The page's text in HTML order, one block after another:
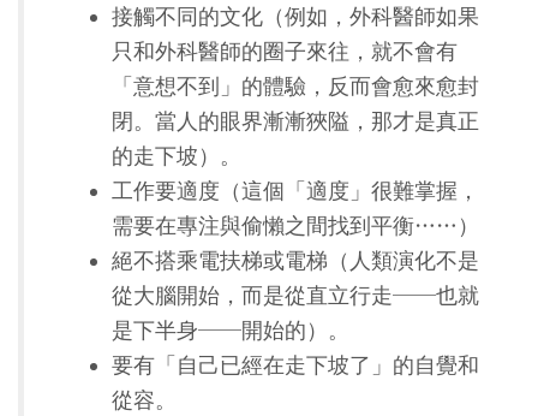
接觸不同的文化（例如，外科醫師如果
只和外科醫師的圈子來往，就不會有
「意想不到」的體驗，反而會愈來愈封
閉。當人的眼界漸漸狹隘，那才是真正
的走下坡）。
工作要適度（這個「適度」很難掌握，
需要在專注與偷懶之間找到平衡……）
絕不搭乘電扶梯或電梯（人類演化不是
從大腦開始，而是從直立行走──也就
是下半身──開始的）。
要有「自己已經在走下坡了」的自覺和
從容。